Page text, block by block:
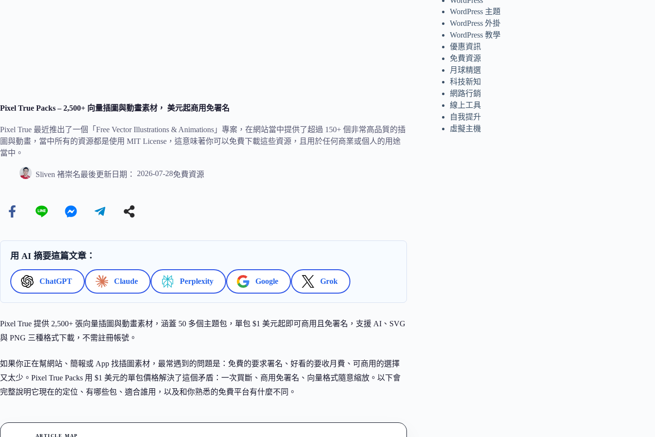
Pixel True Packs – 2,500+ 向量插圖與動畫素材， 美元起商用免署名
Pixel True 最近推出了一個「Free Vector Illustrations & Animations」專案，在網站當中提供了超過 150+ 個非常高品質的插
圖與動畫，當中所有的資源都是使用 MIT License，這意味著你可以免費下載這些資源，且用於任何商業或個人的用途
當中。
Sliven 褚崇名最後更新日期： 2026-07-28免費資源
用 AI 摘要這篇文章：
ChatGPT Claude Perplexity Google Grok
Pixel True 提供 2,500+ 張向量插圖與動畫素材，涵蓋 50 多個主題包，單包 $1 美元起即可商用且免署名，支援 AI、SVG
與 PNG 三種格式下載，不需註冊帳號。
如果你正在幫網站、簡報或 App 找插圖素材，最常遇到的問題是：免費的要求署名、好看的要收月費、可商用的選擇
又太少。Pixel True Packs 用 $1 美元的單包價格解決了這個矛盾：一次買斷、商用免署名、向量格式隨意縮放。以下會
完整說明它現在的定位、有哪些包、適合誰用，以及和你熟悉的免費平台有什麼不同。
ARTICLE MAP
WordPress 主題
WordPress 外掛
WordPress 教學
優惠資訊
免費資源
月球精選
科技新知
網路行銷
線上工具
自我提升
虛擬主機